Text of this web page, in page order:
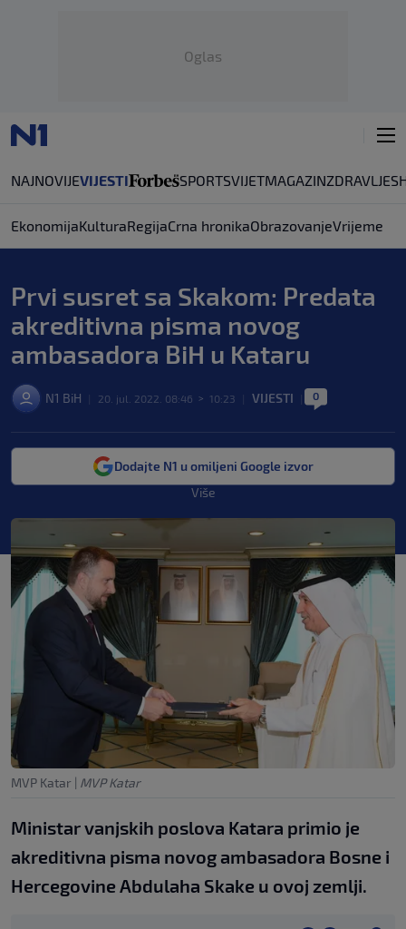
Oglas
NAJNOVIJEVIJESTI SPORTSVIJETMAGAZINZDRAVLJE
EkonomijaKulturaRegijaCrna hronikaObrazovanjeVrijeme
Prvi susret sa Skakom: Predata
akreditivna pisma novog
ambasadora BiH u Kataru
N1 BiH 20. jul. 2022. 08:46 > 10:23 VIJESTI 0
Dodajte N1 u omiljeni Google izvor
Više
MVP Katar MVP Katar
Ministar vanjskih poslova Katara primio je
akreditivna pisma novog ambasadora Bosne i
Hercegovine Abdulaha Skake u ovoj zemlji.